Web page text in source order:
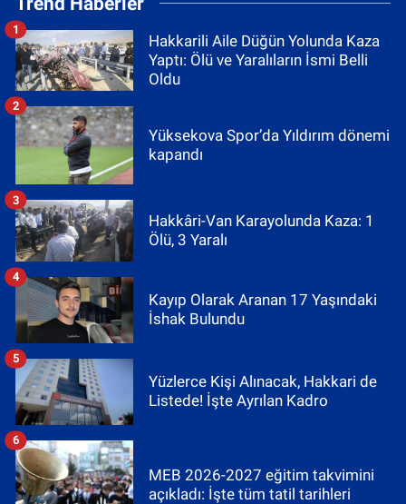
Hakkarili Aile Düğün Yolunda Kaza
Yaptı: Ölü ve Yaralıların İsmi Belli
Oldu
1
Yüksekova Spor’da Yıldırım dönemi
kapandı
2
Hakkâri-Van Karayolunda Kaza: 1
Ölü, 3 Yaralı
3
Kayıp Olarak Aranan 17 Yaşındaki
İshak Bulundu
4
Yüzlerce Kişi Alınacak, Hakkari de
Listede! İşte Ayrılan Kadro
5
MEB 2026-2027 eğitim takvimini
açıkladı: İşte tüm tatil tarihleri
6